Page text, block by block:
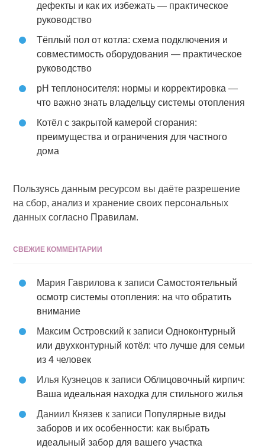
дефекты и как их избежать — практическое
руководство
Тёплый пол от котла: схема подключения и
совместимость оборудования — практическое
руководство
pH теплоносителя: нормы и корректировка —
что важно знать владельцу системы отопления
Котёл с закрытой камерой сгорания:
преимущества и ограничения для частного
дома
Пользуясь данным ресурсом вы даёте разрешение
на сбор, анализ и хранение своих персональных
данных согласно Правилам.
СВЕЖИЕ КОММЕНТАРИИ
Мария Гаврилова к записиСамостоятельный
осмотр системы отопления: на что обратить
внимание
Максим Островский к записиОдноконтурный
или двухконтурный котёл: что лучше для семьи
из 4 человек
Илья Кузнецов к записиОблицовочный кирпич:
Ваша идеальная находка для стильного жилья
Даниил Князев к записи Популярные виды
заборов и их особенности: как выбрать
идеальный забор для вашего участка